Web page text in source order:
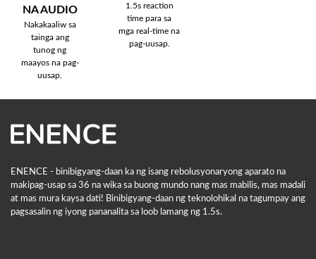
NA AUDIO
Nakakaaliw sa
tainga ang
tunog ng
maayos na pag-
uusap.
1.5s reaction
time para sa
mga real-time na
pag-uusap.
ENENCE - binibigyang-daan ka ng isang rebolusyonaryong aparato na
makipag-usap sa 36 na wika sa buong mundo nang mas mabilis, mas madali
at mas mura kaysa dati! Binibigyang-daan ng teknolohikal na tagumpay ang
pagsasalin ng iyong pananalita sa loob lamang ng 1.5s.